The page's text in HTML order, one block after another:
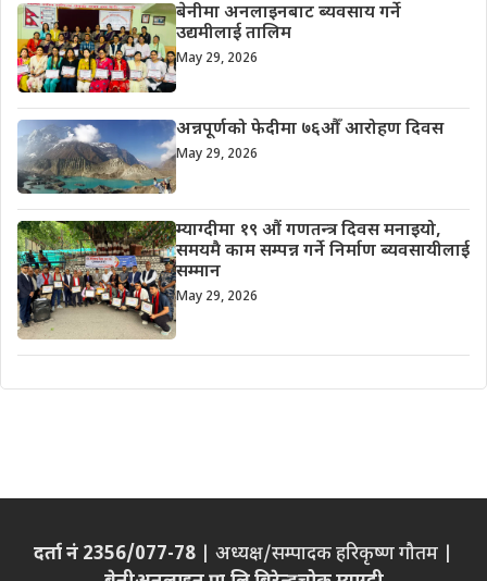
बेनीमा अनलाइनबाट ब्यवसाय गर्ने
उद्यमीलाई तालिम
May 29, 2026
अन्नपूर्णको फेदीमा ७६औँ आरोहण दिवस
May 29, 2026
म्याग्दीमा १९ औं गणतन्त्र दिवस मनाइयो,
समयमै काम सम्पन्न गर्ने निर्माण ब्यवसायीलाई
सम्मान
May 29, 2026
दर्ता नं 2356/077-78 | अध्यक्ष/सम्पादक हरिकृष्ण गौतम |